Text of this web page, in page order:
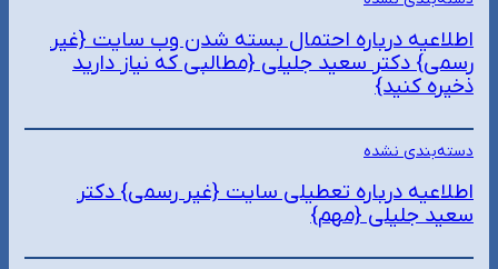
اطلاعیه درباره احتمال بسته شدن وب سایت {غیر
رسمی} دکتر سعید جلیلی {مطالبی که نیاز دارید
ذخیره کنید}
دسته‌بندی نشده
اطلاعیه درباره تعطیلی سایت {غیر رسمی} دکتر
سعید جلیلی {مهم}